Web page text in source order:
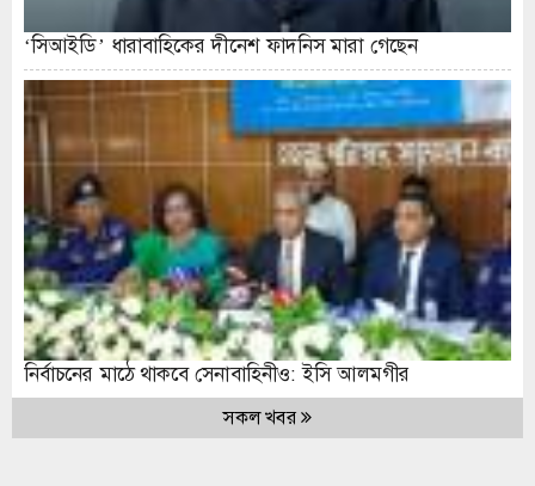
‘সিআইডি’ ধারাবাহিকের দীনেশ ফাদনিস মারা গেছেন
নির্বাচনের মাঠে থাকবে সেনাবাহিনীও: ইসি আলমগীর
সকল খবর